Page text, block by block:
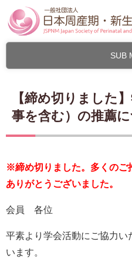
SUB
【締め切りました
事を含む）の推薦
※締め切りました。多くのご
ありがとうございました。
会員 各位
平素より学会活動にご協力
います。